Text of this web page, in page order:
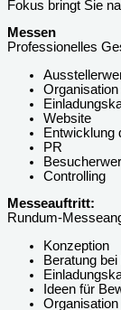
Fokus bringt Sie
Messen
Professionelles
Website
Entwicklung
PR
Controlling
Messeauftritt:
Rundum-
Konzeption
Beratung
Ideen für
Organisation